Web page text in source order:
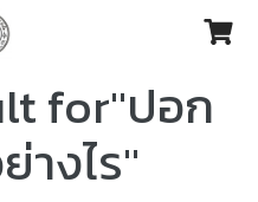
for"ปอก
างไร"